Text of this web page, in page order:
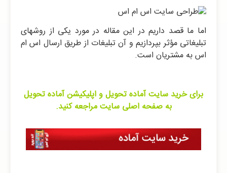
اما ما قصد داریم در این مقاله در مورد یکی از روشهای
تبلیغاتی مؤثر بپردازیم و آن تبلیغات از طریق ارسال اس ام
اس به مشتریان است.
برای خرید سایت آماده تحویل و اپلیکیشن آماده تحویل
به صفحه اصلی سایت مراجعه کنید.